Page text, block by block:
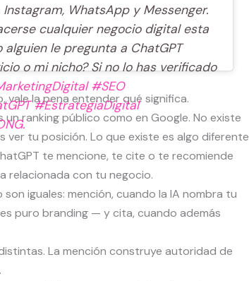
WhatsApp y Messenger.
cualquier negocio digital esta
le pregunta a ChatGPT
o mi nicho? Si no lo has verificado
#SEO
#EstrategiaDigital
la pena entender qué significa.
ranking público como en Google. No existe
tu posición. Lo que existe es algo diferente
te mencione, te cite o te recomiende
relacionada con tu negocio.
iguales: mención, cuando la IA nombra tu
puro branding — y cita, cuando además
La mención construye autoridad de